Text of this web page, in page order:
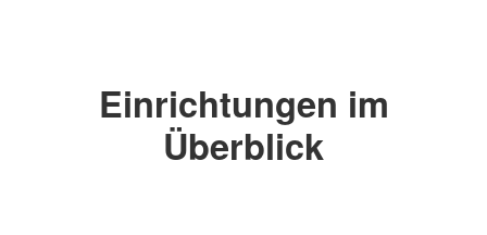
Einrichtungen im
Überblick